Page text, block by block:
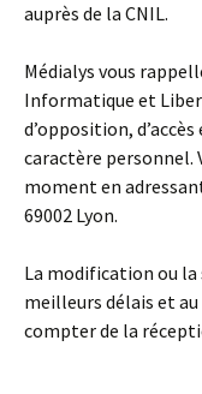
auprès de la CNIL.
Médialys vous
Informatique et
d’opposition,
caractère personnel.
moment en
69002 Lyon.
La modification ou
meilleurs délais et
compter de la